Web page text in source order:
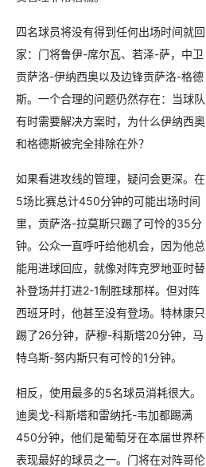
四名球员将没有得到任何出场时间就回
家：门将鲁伊-席尔瓦、若泽-萨，中卫
贡萨洛-伊纳西奥以及边锋贡萨洛-格德
斯。一个合理的问题仍然存在：当球队
有时需要解决方案时，为什么伊纳西奥
和格德斯被完全排除在外？
如果看进攻线的管理，疑问会更深。在
5场比赛总计450分钟的可能出场时间
里，贡萨洛-拉莫斯只踢了可怜的35分
钟。公众一直呼吁给他机会，因为他总
能用进球回应，就像对阵克罗地亚时替
补登场并打进2-1制胜球那样。但对阵
西班牙时，他甚至没有登场。特林康只
踢了26分钟，萨穆-科斯塔20分钟，马
特乌斯-努内斯只有可怜的1分钟。
相反，使用最多的5名球员消耗很大。
迪奥戈-科斯塔和雷纳托-韦加都踢满
450分钟，他们是葡萄牙在本届世界杯
表现最好的球员之一。门将在对阵哥伦